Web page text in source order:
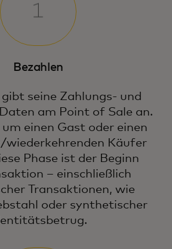
Bezahlen
seine Zahlungs- und
am Point of Sale an.
um einen Gast oder einen
Käufer
Phase ist der Beginn
– einschließlich
Transaktionen, wie
oder synthetischer